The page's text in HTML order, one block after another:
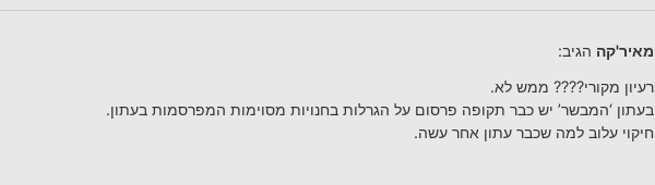
מאיר'קה הגיב:
רעיון מקורי???? ממש לא.
בעתון ‘המבשר’ יש כבר תקופה פרסום על הגרלות בחנויות מסוימות המפרסמות בעתון.
חיקוי עלוב למה שכבר עתון אחר עשה.